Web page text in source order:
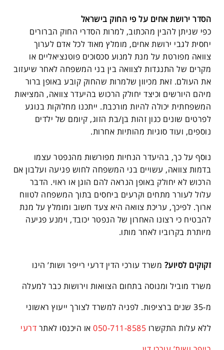
הסדר ירושת אחים על פי החוק בישראל
כפי שניתן להבין מהכתוב, למרות הסדרי החוק הברורים
יחסית לגבי ירושת אחים, מומלץ מאוד לכל אדם לערוך
צוואה מפורטת על מנת למנוע סכסוכים פוטנציאליים או
מקרים של התנגדות לצוואה בין בני המשפחה לאחר שיעזוב
את העולם. זאת מכיוון שלמרות שהחוק קובע באופן ברור
מיהם היורשים וכיצד יחולק הרכוש בהיעדר צוואה, המציאות
המשפחתית יכולה להיות מורכבת. ייתכנו מחלוקות בנוגע
לפרטים שונים כגון זהות בן/בת הזוג, קיומם של ילדים
נוספים, ועוד סוגיות מהותיות אחרות.
נוסף על כך, בהיעדר הנחיות מפורשות מהנפטר עצמו
בדמות צוואה, עשויים בני המשפחה לחוש פגיעה ועלבון אם
הרכוש לא יחולק באופן הנראה להם הוגן או ראוי. הדבר
עלול לעורר מתחים וקרעים ביחסים בתוך המשפחה לטווח
ארוך. לפיכך, עריכת צוואה היא צעד חשוב ומומלץ על מנת
להבטיח כי רצונו האחרון של הנפטר יכובד, וימנע פגיעה
מיותרת בקרוביו לאחר מותו.
זקוקים לסיוע? משרד עורכי הדין דרעי רייפר ושות’ הינו
משרד מוביל ומנוסה בתחום הצוואות וירושות כבר למעלה
מ-35 שנים ברציפות. לפניה למשרד לצורך ייעוץ ראשוני
ללא עלות התקשרו 050-711-8585 או היכנסו לאתר דרעי